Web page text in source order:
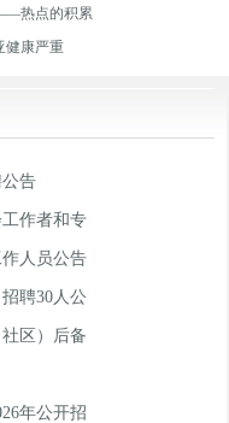
热点的积累
健康严重
告
作者和专
人员公告
聘30人公
区）后备
年公开招